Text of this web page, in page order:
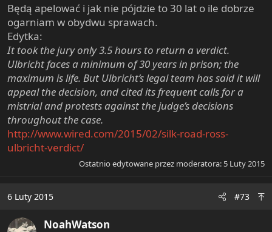
Będą apelować i jak nie pójdzie to 30 lat o ile dobrze
ogarniam w obydwu sprawach.
Edytka:
It took the jury only 3.5 hours to return a verdict.
Ulbricht faces a minimum of 30 years in prison; the
maximum is life. But Ulbricht’s legal team has said it will
appeal the decision, and cited its frequent calls for a
mistrial and protests against the judge’s decisions
throughout the case.
http://www.wired.com/2015/02/silk-road-ross-
ulbricht-verdict/
Ostatnio edytowane przez moderatora: 5 Luty 2015
6 Luty 2015 #73
NoahWatson